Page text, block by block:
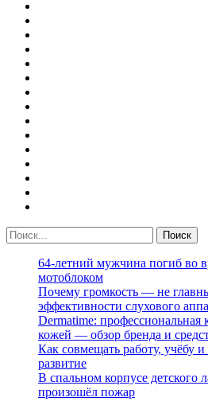
64-летний мужчина погиб во
мотоблоком
Почему громкость — не
эффективности слухового
Dermatime: профессиональная
кожей — обзор бренда и
Как совмещать работу, учёбу
развитие
В спальном корпусе детского
произошёл пожар